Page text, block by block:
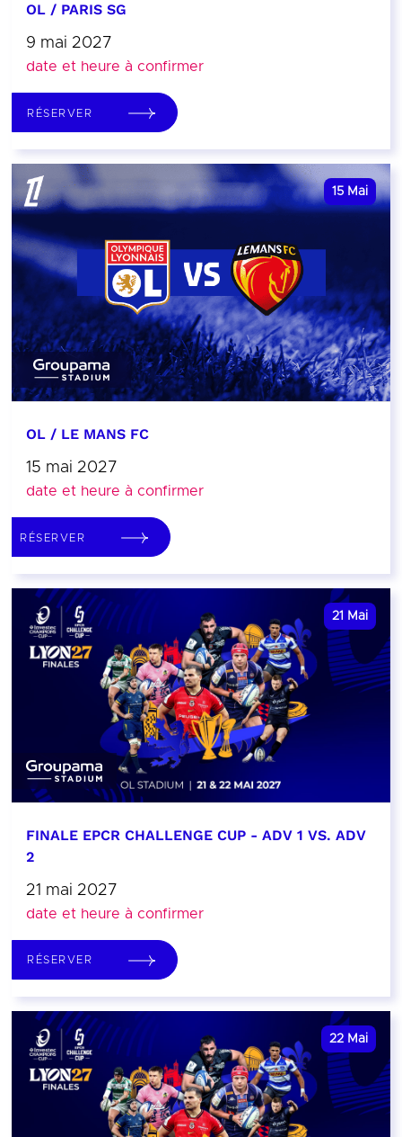
OL / PARIS SG
9 mai 2027
date et heure à confirmer
RÉSERVER
15 Mai
OL / LE MANS FC
15 mai 2027
date et heure à confirmer
RÉSERVER
21 Mai
FINALE EPCR CHALLENGE CUP - ADV 1 VS. ADV
2
21 mai 2027
date et heure à confirmer
RÉSERVER
22 Mai